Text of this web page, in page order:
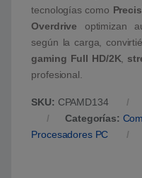
tecnologías como
Overdrive optimizan
según la carga,
gaming Full HD/2K
profesional.
SKU: CPAMD134
Categorías:
Procesadores PC